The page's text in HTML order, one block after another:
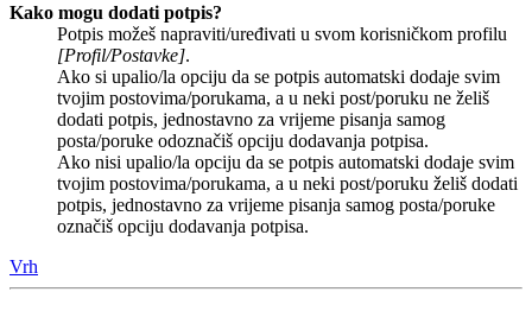
Kako mogu dodati potpis?
Potpis možeš napraviti/uređivati u svom korisničkom profilu
[Profil/Postavke].
Ako si upalio/la opciju da se potpis automatski dodaje svim
tvojim postovima/porukama, a u neki post/poruku ne želiš
dodati potpis, jednostavno za vrijeme pisanja samog
posta/poruke odoznačiš opciju dodavanja potpisa.
Ako nisi upalio/la opciju da se potpis automatski dodaje svim
tvojim postovima/porukama, a u neki post/poruku želiš dodati
potpis, jednostavno za vrijeme pisanja samog posta/poruke
označiš opciju dodavanja potpisa.
Vrh